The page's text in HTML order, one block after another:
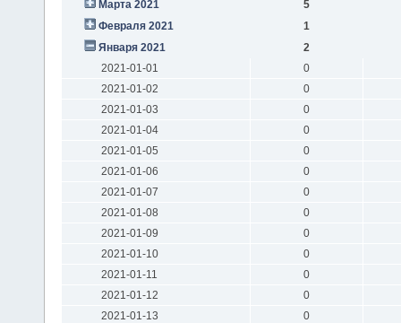
Марта 2021
5
Февраля 2021
1
Января 2021
2
2021-01-01
0
2021-01-02
0
2021-01-03
0
2021-01-04
0
2021-01-05
0
2021-01-06
0
2021-01-07
0
2021-01-08
0
2021-01-09
0
2021-01-10
0
2021-01-11
0
2021-01-12
0
2021-01-13
0